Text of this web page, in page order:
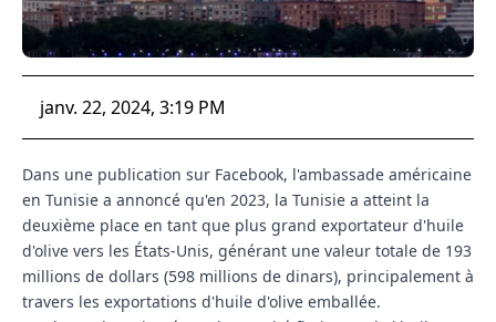
janv. 22, 2024, 3:19 PM
Dans une publication sur Facebook, l'ambassade américaine
en Tunisie a annoncé qu'en 2023, la Tunisie a atteint la
deuxième place en tant que plus grand exportateur d'huile
d'olive vers les États-Unis, générant une valeur totale de 193
millions de dollars (598 millions de dinars), principalement à
travers les exportations d'huile d'olive emballée.